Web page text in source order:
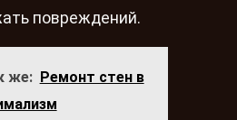
повреждений.
же: Ремонт стен в